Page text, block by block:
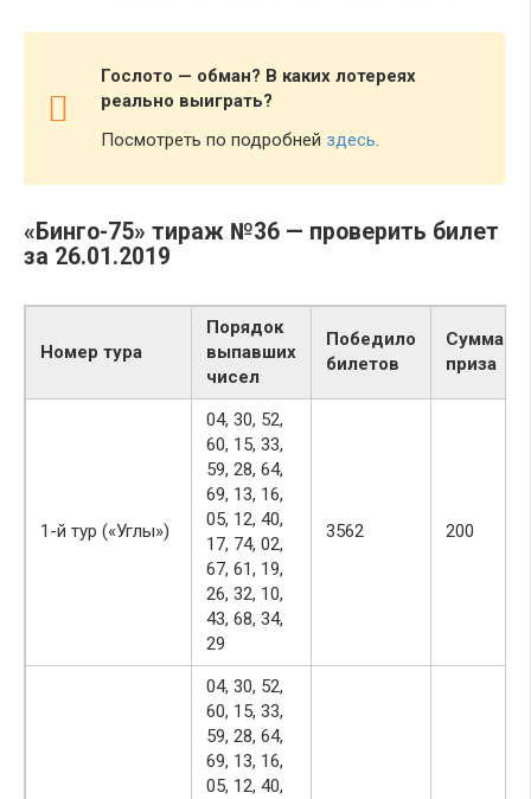
Гослото — обман? В каких лотереях
реально выиграть?
Посмотреть по подробней здесь.
«Бинго-75» тираж №36 — проверить билет
за 26.01.2019
Номер тура
Порядок
выпавших
чисел
Победило
билетов
Сумма
приза
1-й тур («Углы»)
04, 30, 52,
60, 15, 33,
59, 28, 64,
69, 13, 16,
05, 12, 40,
17, 74, 02,
67, 61, 19,
26, 32, 10,
43, 68, 34,
29
3562 200
04, 30, 52,
60, 15, 33,
59, 28, 64,
69, 13, 16,
05, 12, 40,